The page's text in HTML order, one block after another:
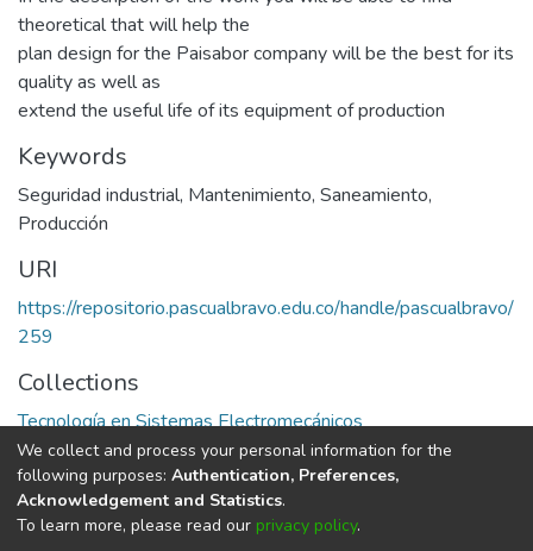
theoretical that will help the
plan design for the Paisabor company will be the best for its
quality as well as
extend the useful life of its equipment of production
Keywords
Seguridad industrial, Mantenimiento, Saneamiento,
Producción
URI
https://repositorio.pascualbravo.edu.co/handle/pascualbravo/
259
Collections
Tecnología en Sistemas Electromecánicos
Full item page
DSpace softwarecopyright © 2002-2026
We collect and process your personal information for the
following purposes: Authentication, Preferences,
Acknowledgement and Statistics.
To learn more, please read our privacy policy.